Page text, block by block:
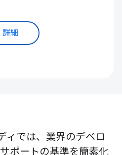
詳細
ィでは、業界のデベロ
ポートの基準を簡素化